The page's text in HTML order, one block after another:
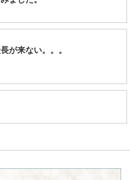
が来ない。。。